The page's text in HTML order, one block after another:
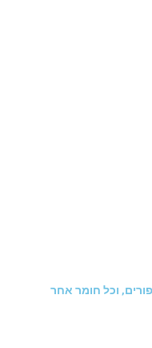
וכל חומר אחר